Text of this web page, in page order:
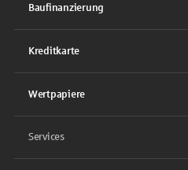
Baufinanzierung
Kreditkarte
Wertpapiere
Services